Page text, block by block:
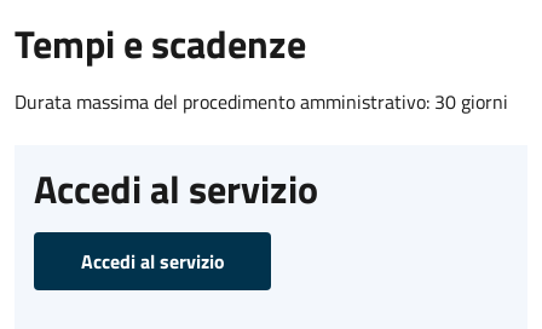
Tempi e scadenze
Durata massima del procedimento amministrativo: 30 giorni
Accedi al servizio
Accedi al servizio